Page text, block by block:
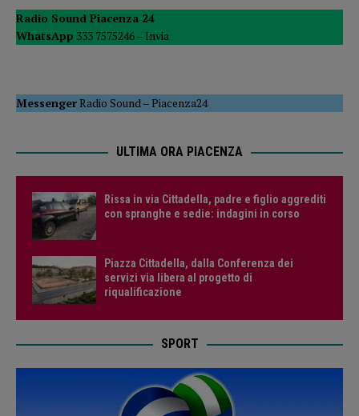
Radio Sound Piacenza 24
WhatsApp 333 7575246 – Invia
MessengerRadio Sound–Piacenza24
ULTIMA ORA PIACENZA
Rissa in via Cittadella, padre e figlio aggrediti
con spranghe e sedie: indagini in corso
Piazza Cittadella, dalla Conferenza dei
servizi via libera al progetto di
riqualificazione
SPORT